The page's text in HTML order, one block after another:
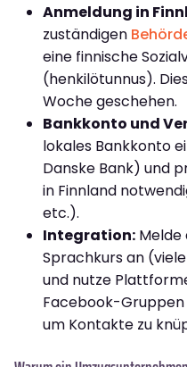
Anmeldung in
zuständigen
eine finnische
(henkilötunnus).
Woche geschehen.
Bankkonto und
lokales Bankkonto
Danske Bank) und
in Finnland
etc.).
Integration: Melde
Sprachkurs an
und nutze
Facebook-Gruppen
um Kontakte zu